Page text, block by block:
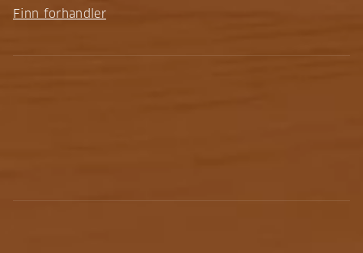
Finn forhandler